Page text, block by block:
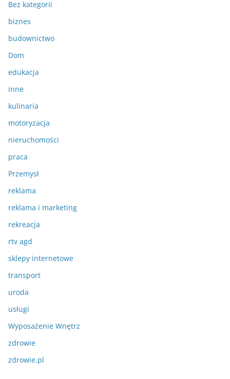
Bez kategorii
biznes
budownictwo
Dom
edukacja
inne
kulinaria
motoryzacja
nieruchomości
praca
Przemysł
reklama
reklama i marketing
rekreacja
rtv agd
sklepy internetowe
transport
uroda
usługi
Wyposażenie Wnętrz
zdrowie
zdrowie.pl